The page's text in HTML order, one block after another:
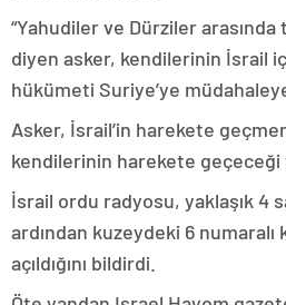
“Yahudiler ve Dürziler
diyen asker, kendilerinin İsrail
hükümeti Suriye’ye müdahaleye
Asker, İsrail’in harekete
kendilerinin harekete geçeceği
İsrail ordu radyosu, yaklaşık 4
ardından kuzeydeki 6
açıldığını bildirdi.